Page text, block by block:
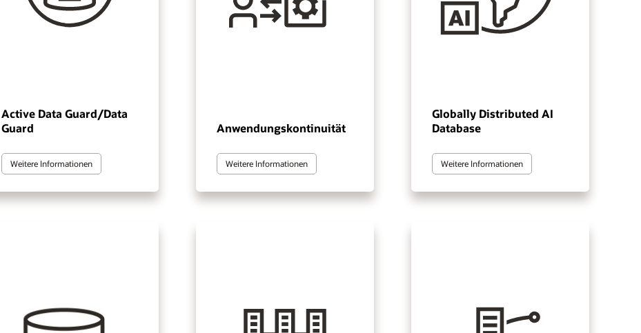
Active Data Guard/Data
Guard
Weitere Informationen
Anwendungskontinuität
Weitere Informationen
Globally Distributed AI
Database
Weitere Informationen